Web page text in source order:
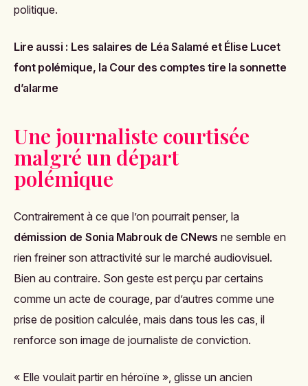
politique.
Lire aussi : Les salaires de Léa Salamé et Élise Lucet
font polémique, la Cour des comptes tire la sonnette
d’alarme
Une journaliste courtisée
malgré un départ
polémique
Contrairement à ce que l’on pourrait penser, la
démission de Sonia Mabrouk de CNews ne semble en
rien freiner son attractivité sur le marché audiovisuel.
Bien au contraire. Son geste est perçu par certains
comme un acte de courage, par d’autres comme une
prise de position calculée, mais dans tous les cas, il
renforce son image de journaliste de conviction.
« Elle voulait partir en héroïne », glisse un ancien